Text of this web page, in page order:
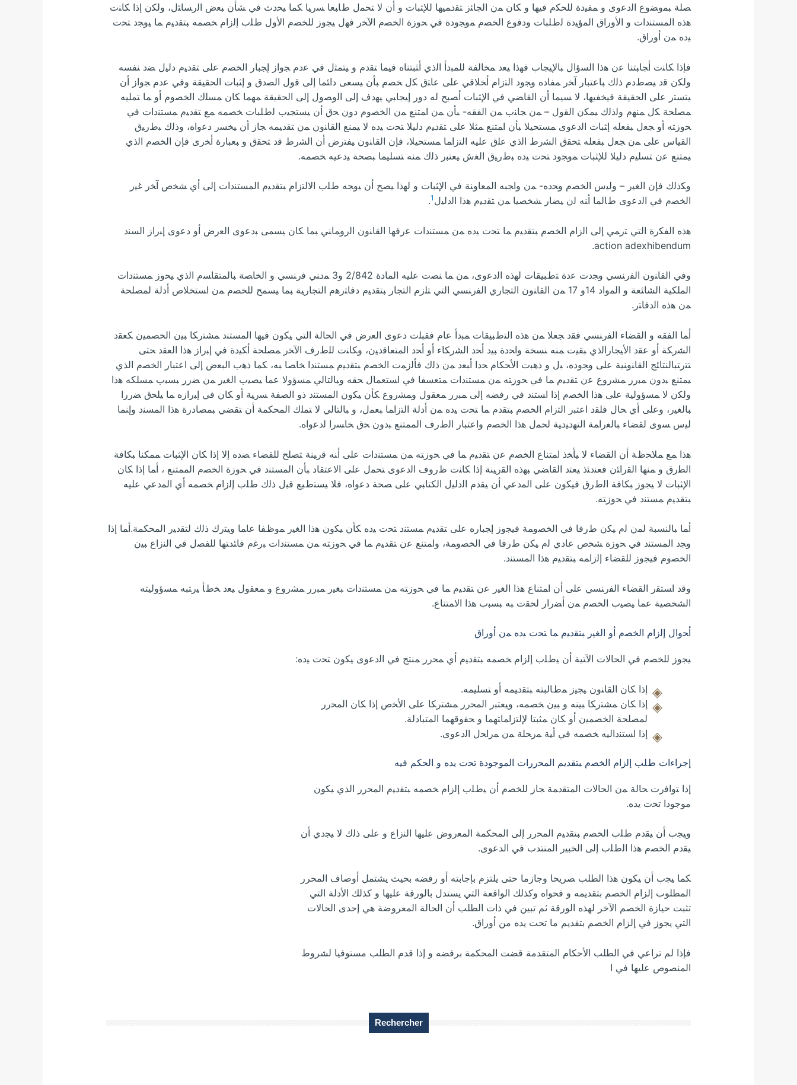
ﺼﻠﺔ ﺒﻤﻭﻀﻭﻉ ﺍﻟﺩﻋﻭﻯ ﻭ ﻤﻔﻴﺩﺓ ﻟﻠﺤﻜﻡ ﻓﻴﻬﺎ ﻭ ﻜﺎﻥ ﻤﻥ ﺍﻟﺠﺎﺌﺯ ﺘﻘﺩﻤﻴﻬﺎ ﻟﻺﺜﺒﺎﺕ ﻭ ﺃﻥ ﻻ ﺘﺤﻤل ﻁﺎﺒﻌﺎ ﺴﺭﻴﺎ ﻜﻤﺎ ﻴﺤﺩﺙ ﻓﻲ ﺸﺄﻥ ﺒﻌﺽ ﺍﻟﺭﺴﺎﺌل، ﻭﻟﻜﻥ ﺇﺫﺍ ﻜﺎﻨﺕ
ﻫﺫﻩ ﺍﻟﻤﺴﺘﻨﺩﺍﺕ ﻭ ﺍﻷﻭﺭﺍﻕ ﺍﻟﻤﺅﻴﺩﺓ ﻟﻁﻠﺒﺎﺕ ﻭﺩﻓﻭﻉ ﺍﻟﺨﺼﻡ ﻤﻭﺠﻭﺩﺓ ﻓﻲ ﺤﻭﺯﺓ ﺍﻟﺨﺼﻡ ﺍﻵﺨﺭ ﻓﻬل ﻴﺠﻭﺯ ﻟﻠﺨﺼﻡ ﺍﻷﻭل ﻁﻠﺏ ﺇﻟﺯﺍﻡ ﺨﺼﻤﻪ ﺒﺘﻘﺩﻴﻡ ﻤﺎ ﻴﻭﺠﺩ ﺘﺤﺕ
ﻴﺩﻩ ﻤﻥ ﺃﻭﺭﺍﻕ.
ﻓﺈﺫﺍ ﻜﺎﻨﺕ ﺃﺠﺎﺒﺘﻨﺎ ﻋﻥ ﻫﺫﺍ ﺍﻟﺴﺅﺍل ﺒﺎﻹﻴﺠﺎﺏ ﻓﻬﺫﺍ ﻴﻌﺩ ﻤﺨﺎﻟﻔﺔ ﻟﻠﻤﺒﺩﺃ ﺍﻟﺫﻱ ﺃﺜﺒﺘﻨﺎﻩ ﻓﻴﻤﺎ ﺘﻘﺩﻡ ﻭ ﻴﺘﻤﺜل ﻓﻲ ﻋﺩﻡ ﺠﻭﺍﺯ ﺇﺠﺒﺎﺭ ﺍﻟﺨﺼﻡ ﻋﻠﻰ ﺘﻘﺩﻴﻡ ﺩﻟﻴﻝ ﻀﺩ ﻨﻔﺴﻪ
ﻭﻟﻜﻥ ﻗﺩ ﻴﺼﻁﺩﻡ ﺫﻟﻙ ﺒﺎﻋﺘﺒﺎﺭ ﺁﺨﺭ ﻤﻔﺎﺩﻩ ﻭﺠﻭﺩ ﺍﻟﺘﺯﺍﻡ ﺃﺨﻼﻗﻲ ﻋﻠﻰ ﻋﺎﺘﻕ ﻜل ﺨﺼﻡ ﺒﺄﻥ ﻴﺴﻌﻰ ﺩﺍﺌﻤﺎ ﺇﻟﻰ ﻗﻭل ﺍﻟﺼﺩﻕ ﻭ ﺇﺜﺒﺎﺕ ﺍﻟﺤﻘﻴﻘﺔ ﻭﻓﻲ ﻋﺩﻡ ﺠﻭﺍﺯ ﺃﻥ
ﻴﺘﺴﺘﺭ ﻋﻠﻰ ﺍﻟﺤﻘﻴﻘﺔ ﻓﻴﺨﻔﻴﻬﺎ، ﻻ ﺴﻴﻤﺎ ﺃﻥ ﺍﻟﻘﺎﻀﻲ ﻓﻲ ﺍﻹﺜﺒﺎﺕ ﺃﺼﺒﺢ ﻟﻪ ﺩﻭﺭ ﺇﻴﺠﺎﺒﻲ ﻴﻬﺩﻑ ﺇﻟﻰ ﺍﻟﻭﺼﻭل ﺇﻟﻰ ﺍﻟﺤﻘﻴﻘﺔ ﻤﻬﻤﺎ ﻜﺎﻥ ﻤﺴﻠﻙ ﺍﻟﺨﺼﻭﻡ ﺃﻭ ﻤﺎ ﺘﻤﻠﻴﻪ
ﻤﺼﻠﺤﺔ ﻜل ﻤﻨﻬﻡ ﻭﻟﺫﻟﻙ ﻴﻤﻜﻥ ﺍﻟﻘﻭل – ﻤﻥ ﺠﺎﻨﺏ ﻤﻥ ﺍﻟﻔﻘﻪ- ﺒﺄﻥ ﻤﻥ ﺍﻤﺘﻨﻊ ﻤﻥ ﺍﻟﺨﺼﻭﻡ ﺩﻭﻥ ﺤﻕ ﺃﻥ ﻴﺴﺘﺠﻴﺏ ﻟﻁﻠﺒﺎﺕ ﺨﺼﻤﻪ ﻤﻊ ﺘﻘﺩﻴﻡ ﻤﺴﺘﻨﺩﺍﺕ ﻓﻲ
ﺤﻭﺯﺘﻪ ﺃﻭ ﺠﻌل ﺒﻔﻌﻠﻪ ﺇﺜﺒﺎﺕ ﺍﻟﺩﻋﻭﻯ ﻤﺴﺘﺤﻴﻼ ﺒﺄﻥ ﺍﻤﺘﻨﻊ ﻤﺜﻼ ﻋﻠﻰ ﺘﻘﺩﻴﻡ ﺩﻟﻴﻼ ﺘﺤﺕ ﻴﺩﻩ ﻻ ﻴﻤﻨﻊ ﺍﻟﻘﺎﻨﻭﻥ ﻤﻥ ﺘﻘﺩﻴﻤﻪ ﺠﺎﺯ ﺃﻥ ﻴﺨﺴﺭ ﺩﻋﻭﺍﻩ، ﻭﺫﻟﻙ ﺒﻁﺭﻴﻕ
ﺍﻟﻘﻴﺎﺱ ﻋﻠﻰ ﻤﻥ ﺠﻌل ﺒﻔﻌﻠﻪ ﺘﺤﻘﻕ ﺍﻟﺸﺭﻁ ﺍﻟﺫﻱ ﻋﻠﻕ ﻋﻠﻴﻪ ﺍﻟﺘﺯﺍﻤﺎ ﻤﺴﺘﺤﻴﻼ، ﻓﺈﻥ ﺍﻟﻘﺎﻨﻭﻥ ﻴﻔﺘﺭﺽ ﺃﻥ ﺍﻟﺸﺭﻁ ﻗﺩ ﺘﺤﻘﻕ ﻭ ﺒﻌﺒﺎﺭﺓ ﺃﺨﺭﻯ ﻓﺈﻥ ﺍﻟﺨﺼﻡ ﺍﻟﺫﻱ
ﻴﻤﺘﻨﻊ ﻋﻥ ﺘﺴﻠﻴﻡ ﺩﻟﻴﻼ ﻟﻺﺜﺒﺎﺕ ﻤﻭﺠﻭﺩ ﺘﺤﺕ ﻴﺩﻩ ﺒﻁﺭﻴﻕ ﺍﻟﻐﺵ ﻴﻌﺘﺒﺭ ﺫﻟﻙ ﻤﻨﻪ ﺘﺴﻠﻴﻤﺎ ﺒﺼﺤﺔ ﻴﺩﻋﻴﻪ ﺨﺼﻤﻪ.
ﻭﻜﺫﻟﻙ ﻓﺈﻥ ﺍﻟﻐﻴﺭ – ﻭﻟﻴﺱ ﺍﻟﺨﺼﻡ ﻭﺤﺩﻩ- ﻤﻥ ﻭﺍﺠﺒﻪ ﺍﻟﻤﻌﺎﻭﻨﺔ ﻓﻲ ﺍﻹﺜﺒﺎﺕ ﻭ ﻟﻬﺫﺍ ﻴﺼﺢ ﺃﻥ ﻴﻭﺠﻪ ﻁﻠﺏ ﺍﻻﻟﺘﺯﺍﻡ ﺒﺘﻘﺩﻴﻡ ﺍﻟﻤﺴﺘﻨﺩﺍﺕ ﺇﻟﻰ ﺃﻱ ﺸﺨﺹ ﺁﺨﺭ ﻏﻴﺭ
ﺍﻟﺨﺼﻡ ﻓﻲ ﺍﻟﺩﻋﻭﻯ ﻁﺎﻟﻤﺎ ﺃﻨﻪ ﻟﻥ ﻴﻀﺎﺭ ﺸﺨﺼﻴﺎ ﻤﻥ ﺘﻘﺩﻴﻡ ﻫﺫﺍ ﺍﻟﺩﻟﻴل 1
.
ﻫﺫﻩ ﺍﻟﻔﻜﺭﺓ ﺍﻟﺘﻲ ﺘﺭﻤﻲ ﺇﻟﻰ ﺍﻟﺯﺍﻡ ﺍﻟﺨﺼﻡ ﺒﺘﻘﺩﻴﻡ ﻤﺎ ﺘﺤﺕ ﻴﺩﻩ ﻤﻥ ﻤﺴﺘﻨﺩﺍﺕ ﻋﺭﻓﻬﺎ ﺍﻟﻘﺎﻨﻭﻥ ﺍﻟﺭﻭﻤﺎﻨﻲ ﺒﻤﺎ ﻜﺎﻥ ﻴﺴﻤﻰ ﺒﺩﻋﻭﻯ ﺍﻟﻌﺭﺽ ﺃﻭ ﺩﻋﻭﻯ ﺇﺒﺭﺍﺯ ﺍﻟﺴﻨﺩ
action adexhibendum.
ﻭﻓﻲ ﺍﻟﻘﺎﻨﻭﻥ ﺍﻟﻔﺭﻨﺴﻲ ﻭﺠﺩﺕ ﻋﺩﺓ ﺘﻁﺒﻴﻘﺎﺕ ﻟﻬﺫﻩ ﺍﻟﺩﻋﻭﻯ، ﻤﻥ ﻤﺎ ﻨﺼﺕ ﻋﻠﻴﻪ ﺍﻟﻤﺎﺩﺓ 2/842 ﻭ3 ﻤﺩﻨﻲ ﻓﺭﻨﺴﻲ ﻭ ﺍﻟﺨﺎﺼﺔ ﺒﺎﻟﻤﺘﻘﺎﺴﻡ ﺍﻟﺫﻱ ﻴﺤﻭﺯ ﻤﺴﺘﻨﺩﺍﺕ
ﺍﻟﻤﻠﻜﻴﺔ ﺍﻟﺸﺎﺌﻌﺔ ﻭ ﺍﻟﻤﻭﺍﺩ 14ﻭ 17 ﻤﻥ ﺍﻟﻘﺎﻨﻭﻥ ﺍﻟﺘﺠﺎﺭﻱ ﺍﻟﻔﺭﻨﺴﻲ ﺍﻟﺘﻲ ﺘﻠﺯﻡ ﺍﻟﺘﺠﺎﺭ ﺒﺘﻘﺩﻴﻡ ﺩﻓﺎﺘﺭﻫﻡ ﺍﻟﺘﺠﺎﺭﻴﺔ ﺒﻤﺎ ﻴﺴﻤﺢ ﻟﻠﺨﺼﻡ ﻤﻥ ﺍﺴﺘﺨﻼﺹ ﺃﺩﻟﺔ ﻟﻤﺼﻠﺤﺔ
ﻤﻥ ﻫﺫﻩ ﺍﻟﺩﻓﺎﺘﺭ.
ﺃﻤﺎ ﺍﻟﻔﻘﻪ ﻭ ﺍﻟﻘﻀﺎﺀ ﺍﻟﻔﺭﻨﺴﻲ ﻓﻘﺩ ﺠﻌﻼ ﻤﻥ ﻫﺫﻩ ﺍﻟﺘﻁﺒﻴﻘﺎﺕ ﻤﺒﺩﺃ ﻋﺎﻡ ﻓﻘﺒﻠﺕ ﺩﻋﻭﻯ ﺍﻟﻌﺭﺽ ﻓﻲ ﺍﻟﺤﺎﻟﺔ ﺍﻟﺘﻲ ﻴﻜﻭﻥ ﻓﻴﻬﺎ ﺍﻟﻤﺴﺘﻨﺩ ﻤﺸﺘﺭﻜﺎ ﺒﻴﻥ ﺍﻟﺨﺼﻤﻴﻥ ﻜﻌﻘﺩ
ﺍﻟﺸﺭﻜﺔ ﺃﻭ ﻋﻘﺩ ﺍﻷﻴﺠﺎﺭﺍﻟﺫﻱ ﺒﻘﻴﺕ ﻤﻨﻪ ﻨﺴﺨﺔ ﻭﺍﺤﺩﺓ ﺒﻴﺩ ﺃﺤﺩ ﺍﻟﺸﺭﻜﺎﺀ ﺃﻭ ﺃﺤﺩ ﺍﻟﻤﺘﻌﺎﻗﺩﻴﻥ، ﻭﻜﺎﻨﺕ ﻟﻠﻁﺭﻑ ﺍﻵﺨﺭ ﻤﺼﻠﺤﺔ ﺃﻜﻴﺩﺓ ﻓﻲ ﺇﺒﺭﺍﺯ ﻫﺫﺍ ﺍﻟﻌﻘﺩ ﺤﺘﻰ
ﺘﺘﺭﺘﺒﺎﻟﻨﺘﺎﺌﺞ ﺍﻟﻘﺎﻨﻭﻨﻴﺔ ﻋﻠﻰ ﻭﺠﻭﺩﻩ، ﺒل ﻭ ﺫﻫﺒﺕ ﺍﻷﺤﻜﺎﻡ ﺤﺩﺍ ﺃﺒﻌﺩ ﻤﻥ ﺫﻟﻙ ﻓﺄﻟﺯﻤﺕ ﺍﻟﺨﺼﻡ ﺒﺘﻘﺩﻴﻡ ﻤﺴﺘﻨﺩﺍ ﺨﺎﺼﺎ ﺒﻪ، ﻜﻤﺎ ﺫﻫﺏ ﺍﻟﺒﻌﺽ ﺇﻟﻰ ﺍﻋﺘﺒﺎﺭ ﺍﻟﺨﺼﻡ ﺍﻟﺬﻱ
ﻴﻤﺘﻨﻊ ﺒﺩﻭﻥ ﻤﺒﺭﺭ ﻤﺸﺭﻭﻉ ﻋﻥ ﺘﻘﺩﻴﻡ ﻤﺎ ﻓﻲ ﺤﻭﺯﺘﻪ ﻤﻥ ﻤﺴﺘﻨﺩﺍﺕ ﻤﺘﻌﺴﻔﺎ ﻓﻲ ﺍﺴﺘﻌﻤﺎل ﺤﻘﻪ ﻭﺒﺎﻟﺘﺎﻟﻲ ﻤﺴﺅﻭﻻ ﻋﻤﺎ ﻴﺼﻴﺏ ﺍﻟﻐﻴﺭ ﻤﻥ ﻀﺭﺭ ﺒﺴﺒﺏ ﻤﺴﻠﻜﻪ ﻫﺫﺍ
ﻭﻟﻜﻥ ﻻ ﻤﺴﺅﻭﻟﻴﺔ ﻋﻠﻰ ﻫﺫﺍ ﺍﻟﺨﺼﻡ ﺇﺫﺍ ﺍﺴﺘﻨﺩ ﻓﻲ ﺭﻓﻀﻪ ﺇﻟﻰ ﻤﺒﺭﺭ ﻤﻌﻘﻭل ﻭﻤﺸﺭﻭﻉ ﻜﺄﻥ ﻴﻜﻭﻥ ﺍﻟﻤﺴﺘﻨﺩ ﺫﻭ ﺍﻟﺼﻔﺔ ﺴﺭﻴﺔ ﺃﻭ ﻜﺎﻥ ﻓﻲ ﺇﺒﺭﺍﺯﻩ ﻤﺎ ﻴﻠﺤﻕ ﻀﺭﺭﺍ
ﺒﺎﻟﻐﻴﺭ، ﻭﻋﻠﻰ ﺃﻱ ﺤﺎل ﻓﻠﻘﺩ ﺍﻋﺘﺒﺭ ﺍﻟﺘﺯﺍﻡ ﺍﻟﺨﺼﻡ ﺒﺘﻘﺩﻡ ﻤﺎ ﺘﺤﺕ ﻴﺩﻩ ﻤﻥ ﺃﺩﻟﺔ ﺍﻟﺘﺯﺍﻤﺎ ﺒﻌﻤل، ﻭ ﺒﺎﻟﺘﺎﻟﻲ ﻻ ﺘﻤﻠﻙ ﺍﻟﻤﺤﻜﻤﺔ ﺃﻥ ﺘﻘﻀﻲ ﺒﻤﺼﺎﺩﺭﺓ ﻫﺫﺍ ﺍﻟﻤﺴﻨﺩ ﻭﺇﻨﻤﺎ
ﻟﻴﺱ ﺴﻭﻯ ﻟﻘﻀﺎﺀ ﺒﺎﻟﻐﺭﺍﻤﺔ ﺍﻟﺘﻬﺩﻴﺩﻴﺔ ﻟﺤﻤل ﻫﺫﺍ ﺍﻟﺨﺼﻡ ﻭﺍﻋﺘﺒﺎﺭ ﺍﻟﻁﺭﻑ ﺍﻟﻤﻤﺘﻨﻊ ﺒﺩﻭﻥ ﺤﻕ ﺨﺎﺴﺭﺍ ﻟﺩﻋﻭﺍﻩ.
ﻫﺫﺍ ﻤﻊ ﻤﻼﺤﻅﺔ ﺃﻥ ﺍﻟﻘﻀﺎﺀ ﻻ ﻴﺄﺨﺫ ﺍﻤﺘﻨﺎﻉ ﺍﻟﺨﺼﻡ ﻋﻥ ﺘﻘﺩﻴﻡ ﻤﺎ ﻓﻲ ﺤﻭﺯﺘﻪ ﻤﻥ ﻤﺴﺘﻨﺩﺍﺕ ﻋﻠﻰ ﺃﻨﻪ ﻗﺭﻴﻨﺔ ﺘﺼﻠﺢ ﻟﻠﻘﻀﺎﺀ ﻀﺩﻩ ﺇﻻ ﺇﺫﺍ ﻜﺎﻥ ﺍﻹﺜﺒﺎﺕ ﻤﻤﻜﻨﺎ ﺒﻜﺎﻓﺔ
ﺍﻟﻄﺭﻕ ﻭ ﻤﻨﻬﺎ ﺍﻟﻘﺭﺍﺌﻥ ﻓﻌﻨﺩﺌﺫ ﻴﻌﺘﺩ ﺍﻟﻘﺎﻀﻲ ﺒﻬﺫﻩ ﺍﻟﻘﺭﻴﻨﺔ ﺇﺫﺍ ﻜﺎﻨﺕ ﻅﺭﻭﻑ ﺍﻟﺩﻋﻭﻯ ﺘﺤﻤل ﻋﻠﻰ ﺍﻻﻋﺘﻘﺎﺩ ﺒﺄﻥ ﺍﻟﻤﺴﺘﻨﺩ ﻓﻲ ﺤﻭﺯﺓ ﺍﻟﺨﺼﻡ ﺍﻟﻤﻤﺘﻨﻊ ، ﺃﻤﺎ ﺇﺫﺍ ﻜﺎﻥ
ﺍﻹﺜﺒﺎﺕ ﻻ ﻴﺠﻭﺯ ﺒﻜﺎﻓﺔ ﺍﻟﻁﺭﻕ ﻓﻴﻜﻭﻥ ﻋﻠﻰ ﺍﻟﻤﺩﻋﻲ ﺃﻥ ﻴﻘﺩﻡ ﺍﻟﺩﻟﻴل ﺍﻟﻜﺘﺎﺒﻲ ﻋﻠﻰ ﺼﺤﺔ ﺩﻋﻭﺍﻩ، ﻓﻼ ﻴﺴﺘﻁﻴﻊ ﻗﺒل ﺫﻟﻙ ﻁﻠﺏ ﺇﻟﺯﺍﻡ ﺨﺼﻤﻪ ﺃﻱ ﺍﻟﻤﺩﻋﻲ ﻋﻠﻴﻪ
ﺒﺘﻘﺪﻴﻡ ﻤﺴﺘﻨﺩ ﻓﻲ ﺤﻭﺯﺘﻪ.
ﺃﻤﺎ ﺒﺎﻟﻨﺴﺒﺔ ﻟﻤﻥ ﻟﻡ ﻴﻜﻥ ﻁﺭﻓﺎ ﻓﻲ ﺍﻟﺨﺼﻭﻤﺔ ﻓﻴﺠﻭﺯ ﺇﺠﺒﺎﺭﻩ ﻋﻠﻰ ﺘﻘﺩﻴﻡ ﻤﺴﺘﻨﺩ ﺘﺤﺕ ﻴﺩﻩ ﻜﺄﻥ ﻴﻜﻭﻥ ﻫﺫﺍ ﺍﻟﻐﻴﺭ ﻤﻭﻅﻔﺎ ﻋﺎﻤﺎ ﻭﻴﺘﺭﻙ ﺫﻟﻙ ﻟﺘﻘﺩﻴﺭ ﺍﻟﻤﺤﻜﻤﺔ.ﺃﻤﺎ ﺇﺫﺍ
ﻭﺠﺩ ﺍﻟﻤﺴﺘﻨﺩ ﻓﻲ ﺤﻭﺯﺓ ﺸﺨﺹ ﻋﺎﺩﻱ ﻟﻡ ﻴﻜﻥ ﻁﺭﻓﺎ ﻓﻲ ﺍﻟﺨﺼﻭﻤﺔ، ﻭﺍﻤﺘﻨﻊ ﻋﻥ ﺘﻘﺪﻴﻡ ﻤﺎ ﻓﻲ ﺤﻭﺯﺘﻪ ﻤﻥ ﻤﺴﺘﻨﺩﺍﺕ ﺒﺭﻏﻡ ﻓﺎﺌﺪﺘﻬﺎ ﻟﻠﻔﺼل ﻓﻲ ﺍﻟﻨﺯﺍﻉ ﺒﻴﻥ
ﺍﻟﺨﺼﻭﻡ ﻓﻴﺠﻭﺯ ﻟﻠﻘﻀﺎﺀ ﺇﻟﺯﺍﻤﻪ ﺒﺘﻘﺩﻴﻡ ﻫﺫﺍ ﺍﻟﻤﺴﺘﻨﺩ.
ﻭﻗﺩ ﺍﺴﺘﻘﺭ ﺍﻟﻘﻀﺎﺀ ﺍﻟﻔﺭﻨﺴﻲ ﻋﻠﻰ ﺃﻥ ﺍﻤﺘﻨﺎﻉ ﻫﺫﺍ ﺍﻟﻐﻴﺭ ﻋﻥ ﺘﻘﺩﻴﻡ ﻤﺎ ﻓﻲ ﺤﻭﺯﺘﻪ ﻤﻥ ﻤﺴﺘﻨﺩﺍﺕ ﺒﻐﻴﺭ ﻤﺒﺭﺭ ﻤﺸﺭﻭﻉ ﻭ ﻤﻌﻘﻭل ﻴﻌﺩ ﺨﻁﺄ ﻴﺭﺘﺒﻪ ﻤﺴﺅﻭﻟﻴﺘﻪ
ﺍﻟﺸﺨﺼﻴﺔ ﻋﻤﺎ ﻴﺼﻴﺏ ﺍﻟﺨﺼﻡ ﻤﻥ ﺃﻀﺭﺍﺭ ﻟﺤﻘﺕ ﺒﻪ ﺒﺴﺒﺏ ﻫﺫﺍ ﺍﻻﻤﺘﻨﺎﻉ.
ﺃﺤﻭﺍل ﺇﻟﺯﺍﻡ ﺍﻟﺨﺼﻡ ﺃﻭ ﺍﻟﻐﻴﺭ ﺒﺘﻘﺩﻴﻡ ﻤﺎ ﺘﺤﺕ ﻴﺩﻩ ﻤﻥ ﺃﻭﺭﺍﻕ
ﻴﺠﻭﺯ ﻟﻠﺨﺼﻡ ﻓﻲ ﺍﻟﺤﺎﻻﺕ ﺍﻵﺘﻴﺔ ﺃﻥ ﻴﻁﻠﺏ ﺇﻟﺯﺍﻡ ﺨﺼﻤﻪ ﺒﺘﻘﺩﻴﻡ ﺃﻱ ﻤﺤﺭﺭ ﻤﻨﺘﺞ ﻓﻲ ﺍﻟﺩﻋﻭﻯ ﻴﻜﻭﻥ ﺘﺤﺕ ﻴﺩﻩ:
ﺇﺫﺍ ﻜﺎﻥ ﺍﻟﻘﺎﻨﻭﻥ ﻴﺠﻴﺯ ﻤﻁﺎﻟﺒﺘﻪ ﺒﺘﻘﺩﻴﻤﻪ ﺃﻭ ﺘﺴﻠﻴﻤﻪ.
ﺇﺫﺍ ﻜﺎﻥ ﻤﺸﺘﺭﻜﺎ ﺒﻴﻨﻪ ﻭ ﺒﻴﻥ ﺨﺼﻤﻪ، ﻭﻴﻌﺘﺒﺭ ﺍﻟﻤﺤﺭﺭ ﻤﺸﺘﺭﻜﺎ ﻋﻠﻰ ﺍﻷﺨﺹ ﺇﺫﺍ ﻜﺎﻥ ﺍﻟﻤﺤﺭﺭ
ﻟﻤﺼﻠﺤﺔ ﺍﻟﺨﺼﻤﻴﻥ ﺃﻭ ﻜﺎﻥ ﻤﺜﺒﺘﺎ ﻹﻟﺘﺯﺍﻤﺎﺘﻬﻤﺎ ﻭ ﺤﻘﻭﻗﻬﻤﺎ ﺍﻟﻤﺘﺒﺎﺩﻟﺔ.
ﺇﺫﺍ ﺍﺴﺘﻨﺩﺍﻟﻴﻪ ﺨﺼﻤﻪ ﻓﻲ ﺃﻴﺔ ﻤﺭﺤﻠﺔ ﻤﻥ ﻤﺭﺍﺤل ﺍﻟﺩﻋﻭﻯ.
ﺇﺟﺮﺍﺀﺍﺕ ﻁﻠﺐ ﺇﻟﺯﺍﻡ ﺍﻟﺨﺼﻡ ﺒﺘﻘﺪﻳﻢ ﺍﻟﻤﺤﺭﺭﺍﺕ ﺍﻟﻤﻮﺟﻮﺩﺓ ﺗﺤﺕ ﻳﺪﻩ ﻭ ﺍﻟﺤﻜﻢ ﻓﻴﻪ
ﺇﺫﺍ ﺘﻭﺍﻓﺭﺕ ﺤﺎﻟﺔ ﻤﻥ ﺍﻟﺤﺎﻻﺕ ﺍﻟﻤﺘﻘﺩﻤﺔ ﺠﺎﺯ ﻟﻠﺨﺼﻡ ﺃﻥ ﻴﻁﻠﺏ ﺇﻟﺯﺍﻡ ﺨﺼﻤﻪ ﺒﺘﻘﺩﻴﻡ ﺍﻟﻤﺤﺭﺭ ﺍﻟﺬﻱ ﻴﻜﻮﻥ
ﻣﻮﺟﻮﺩﺍ ﺗﺤﺕ ﻳﺪﻩ.
ﻭﻴﺠﺏ ﺃﻥ ﻴﻘﺩﻡ ﻁﻠﺏ ﺍﻟﺨﺼﻡ ﺒﺘﻘﺩﻴﻡ ﺍﻟﻤﺤﺭﺭ ﺇﻟﻰ ﺍﻟﻤﺤﻜﻤﺔ ﺍﻟﻤﻌﺭﻭﺽ ﻋﻠﻴﻬﺎ ﺍﻟﻨﺯﺍﻉ ﻭ ﻋﻠﻰ ﺫﻟﻙ ﻻ ﻴﺠﺩﻱ ﺃﻥ
ﻴﻘﺩﻡ ﺍﻟﺨﺼﻡ ﻫﺫﺍ ﺍﻟﻁﻠﺏ ﺇﻟﻰ ﺍﻟﺨﺒﻴﺭ ﺍﻟﻤﻨﺘﺪﺏ ﻓﻲ ﺍﻟﺪﻋﻮﻯ.
ﻜﻤﺎ ﻴﺠﺏ ﺃﻥ ﻴﻜﻮﻥ ﻫﺫﺍ ﺍﻟﻄﻠﺐ ﺼﺮﻳﺤﺎ ﻭﺟﺎﺯﻣﺎ ﺣﺘﻰ ﻳﻠﺘﺰﻡ ﺑﺈﺟﺎﺑﺘﻪ ﺃﻭ ﺭﻓﻀﻪ ﺑﺤﻴﺚ ﻳﺸﺘﻤﻞ ﺃﻭﺻﺎﻑ ﺍﻟﻤﺤﺮﺭ
ﺍﻟﻤﻄﻠﻮﺏ ﺇﻟﺰﺍﻡ ﺍﻟﺨﺼﻢ ﺑﺘﻘﺪﻳﻤﻪ ﻭ ﻓﺤﻮﺍﻩ ﻭﻛﺬﻟﻚ ﺍﻟﻮﺍﻗﻌﺔ ﺍﻟﺘﻲ ﻳﺴﺘﺪﻝ ﺑﺎﻟﻮﺭﻗﺔ ﻋﻠﻴﻬﺎ ﻭ ﻛﺬﻟﻚ ﺍﻷﺩﻟﺔ ﺍﻟﺘﻲ
ﺗﺜﺒﺖ ﺣﻴﺎﺯﺓ ﺍﻟﺨﺼﻢ ﺍﻵﺧﺮ ﻟﻬﺬﻩ ﺍﻟﻮﺭﻗﺔ ﺛﻢ ﺗﺒﻴﻦ ﻓﻲ ﺫﺍﺕ ﺍﻟﻄﻠﺐ ﺃﻥ ﺍﻟﺤﺎﻟﺔ ﺍﻟﻤﻌﺮﻭﺿﺔ ﻫﻲ ﺇﺣﺪﻯ ﺍﻟﺤﺎﻻﺕ
ﺍﻟﺘﻲ ﻳﺠﻮﺯ ﻓﻲ ﺇﻟﺰﺍﻡ ﺍﻟﺨﺼﻢ ﺑﺘﻘﺪﻳﻢ ﻣﺎ ﺗﺤﺖ ﻳﺪﻩ ﻣﻦ ﺃﻭﺭﺍﻕ.
ﻓﺈﺫﺍ ﻟﻢ ﺗﺮﺍﻋﻲ ﻓﻲ ﺍﻟﻄﻠﺐ ﺍﻷﺣﻜﺎﻡ ﺍﻟﻤﺘﻘﺪﻣﺔ ﻗﻀﺖ ﺍﻟﻤﺤﻜﻤﺔ ﺑﺮﻓﻀﻪ ﻭ ﺇﺫﺍ ﻗﺪﻡ ﺍﻟﻄﻠﺐ ﻣﺴﺘﻮﻓﻴﺎ ﻟﺸﺮﻭﻁ
ﺍﻟﻤﻨﺼﻮﺹ ﻋﻠﻴﻬﺎ ﻓﻲ ﺍ
Rechercher